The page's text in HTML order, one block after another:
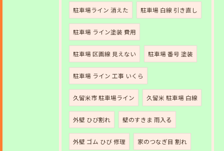
駐車場ライン 消えた 駐車場 白線 引き直し
駐車場 ライン塗装 費用
駐車場 区画線 見えない 駐車場 番号 塗装
駐車場 ライン 工事 いくら
久留米市 駐車場ライン 久留米 駐車場 白線
外壁 ひび割れ 壁のすきま 雨入る
外壁 ゴム ひび 修理 家のつなぎ目 割れ